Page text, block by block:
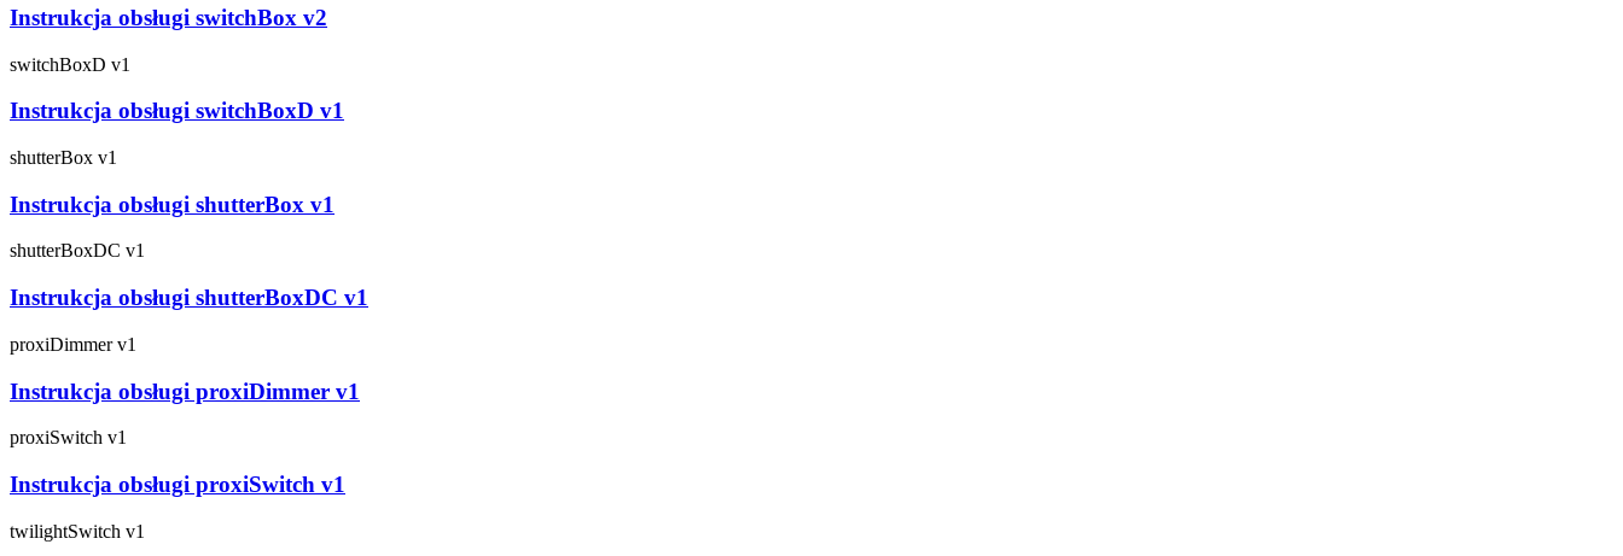
Instrukcja obsługi switchBox v2
switchBoxD v1
Instrukcja obsługi switchBoxD v1
shutterBox v1
Instrukcja obsługi shutterBox v1
shutterBoxDC v1
Instrukcja obsługi shutterBoxDC v1
proxiDimmer v1
Instrukcja obsługi proxiDimmer v1
proxiSwitch v1
Instrukcja obsługi proxiSwitch v1
twilightSwitch v1